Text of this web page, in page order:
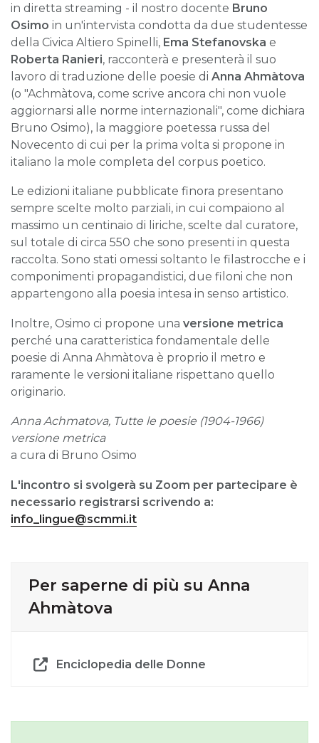
in diretta streaming - il nostro docente Bruno
Osimo in un'intervista condotta da due studentesse
della Civica Altiero Spinelli, Ema Stefanovska e
Roberta Ranieri, racconterà e presenterà il suo
lavoro di traduzione delle poesie di Anna Ahmàtova
(o "Achmàtova, come scrive ancora chi non vuole
aggiornarsi alle norme internazionali", come dichiara
Bruno Osimo), la maggiore poetessa russa del
Novecento di cui per la prima volta si propone in
italiano la mole completa del corpus poetico.
Le edizioni italiane pubblicate finora presentano
sempre scelte molto parziali, in cui compaiono al
massimo un centinaio di liriche, scelte dal curatore,
sul totale di circa 550 che sono presenti in questa
raccolta. Sono stati omessi soltanto le filastrocche e i
componimenti propagandistici, due filoni che non
appartengono alla poesia intesa in senso artistico.
Inoltre, Osimo ci propone una versione metrica
perché una caratteristica fondamentale delle
poesie di Anna Ahmàtova è proprio il metro e
raramente le versioni italiane rispettano quello
originario.
Anna Achmatova, Tutte le poesie (1904-1966)
versione metrica
a cura di Bruno Osimo
L'incontro si svolgerà su Zoom per partecipare è
necessario registrarsi scrivendo a:
info_lingue@scmmi.it
Per saperne di più su Anna
Ahmàtova
Enciclopedia delle Donne